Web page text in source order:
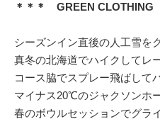
＊＊＊ GREEN CLOTHING
シーズンイン直後の人工雪を
真冬の北海道でハイクしてレ
コース脇でスプレー飛ばして
マイナス20℃のジャクソンホ
春のボウルセッションでグラ